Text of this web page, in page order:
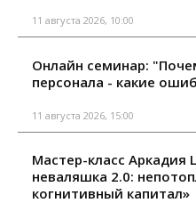
11 августа 2026, 10:00
Онлайн семинар:
персонала - какие
11 августа 2026, 15:00
Мастер-класс Аркадия
неваляшка 2.0:
когнитивный капитал»